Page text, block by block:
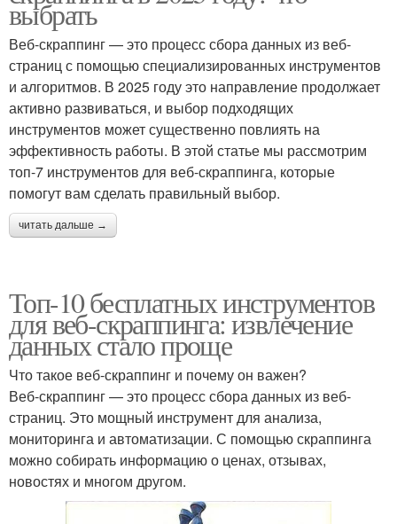
выбрать
Веб-скраппинг — это процесс сбора данных из веб-
страниц с помощью специализированных инструментов
и алгоритмов. В 2025 году это направление продолжает
активно развиваться, и выбор подходящих
инструментов может существенно повлиять на
эффективность работы. В этой статье мы рассмотрим
топ-7 инструментов для веб-скраппинга, которые
помогут вам сделать правильный выбор.
читать дальше →
Топ-10 бесплатных инструментов
для веб-скраппинга: извлечение
данных стало проще
Что такое веб-скраппинг и почему он важен?
Веб-скраппинг — это процесс сбора данных из веб-
страниц. Это мощный инструмент для анализа,
мониторинга и автоматизации. С помощью скраппинга
можно собирать информацию о ценах, отзывах,
новостях и многом другом.